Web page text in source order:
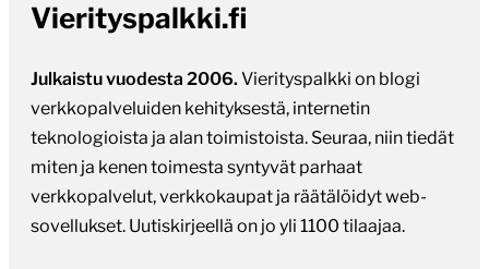
Vierityspalkki.fi
Julkaistu vuodesta 2006. Vierityspalkki on blogi
verkkopalveluiden kehityksestä, internetin
teknologioista ja alan toimistoista. Seuraa, niin tiedät
miten ja kenen toimesta syntyvät parhaat
verkkopalvelut, verkkokaupat ja räätälöidyt web-
sovellukset. Uutiskirjeellä on jo yli 1100 tilaajaa.